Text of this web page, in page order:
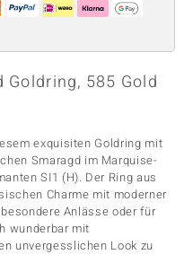
585 Gold
exquisiten Goldring mit
Smaragd im Marquise-
SI1 (H). Der Ring aus
Charme mit moderner
Anlässe oder für
wunderbar mit
unvergesslichen Look zu